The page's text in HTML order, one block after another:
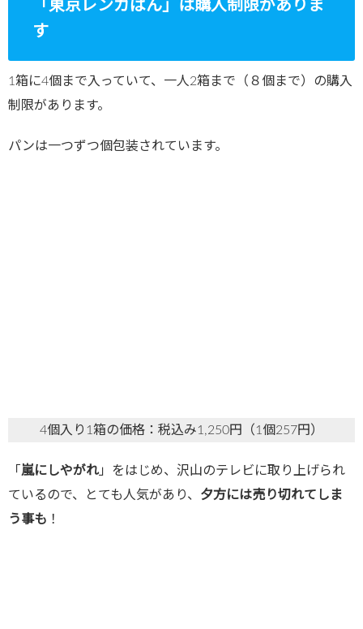
「東京レンガぱん」は購入制限がありま
す
1箱に4個まで入っていて、一人2箱まで（８個まで）の購入
制限があります。
パンは一つずつ個包装されています。
4個入り1箱の価格：税込み1,250円（1個257円）
「 嵐にしやがれ」をはじめ、沢山のテレビに取り上げられ
ているので、とても人気があり、 夕方には売り切れてしま
う事も ！